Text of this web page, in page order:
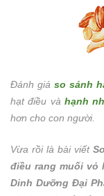
Đánh giá so sánh
hạt điều và hạnh
hơn cho con người.
Vừa rồi là bài viết
điều rang muối vỏ
Dinh Dưỡng Đại